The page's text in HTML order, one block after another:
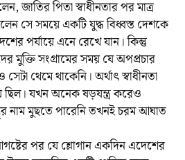
জাতির পিতা স্বাধীনতার পর মাত্র
সে সময়ে একটি যুদ্ধ বিধ্বস্ত দেশকে
পর্যায়ে এনে রেখে যান। কিন্তু
মুক্তি সংগ্রামের সময় যে অপপ্রচার
থেমে থাকেনি। অর্থাৎ স্বাধীনতা
ছিল। যখন অনেক ষড়যন্ত্র করেও
নাম মুছতে পারেনি তখনই চরম আঘাত
পর যে শ্লোগান একদিন এদেশের